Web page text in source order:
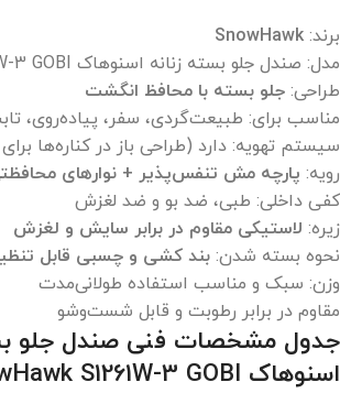
برند: SnowHawk
مدل: صندل جلو بسته زنانه اسنوهاک SnowHawk S1261W-3 GOBI
طراحی: جلو بسته با محافظ انگشت
مناسب برای: طبیعت‌گردی، سفر، پیاده‌روی،
سیستم تهویه: دارد (طراحی باز در کناره‌ها
رویه: پارچه مش تنفس‌پذیر + نوارهای
کفی داخلی: طبی، ضد بو و ضد لغزش
زیره: لاستیکی مقاوم در برابر سایش و لغزش
نحوه بسته شدن: بند کشی و چسبی قابل
وزن: سبک و مناسب استفاده طولانی‌مدت
مقاوم در برابر رطوبت و قابل شست‌وشو
جدول مشخصات فنی صندل جلو
اسنوهاک SnowHawk S1261W-3 GOBI